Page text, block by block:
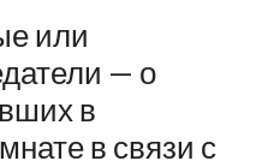
или
— о
в
в связи с